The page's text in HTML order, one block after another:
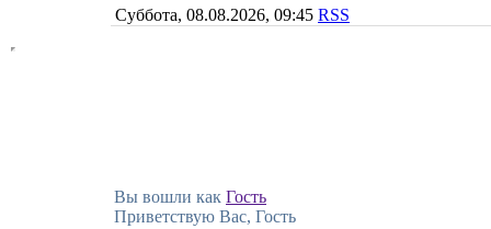
Суббота, 08.08.2026, 09:45 RSS
Вы вошли как Гость
Приветствую Вас, Гость